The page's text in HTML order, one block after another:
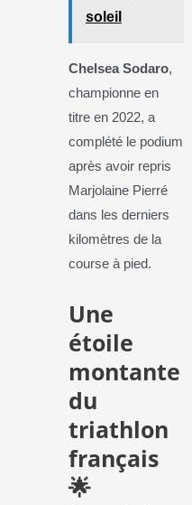
soleil
Chelsea Sodaro,
championne en
titre en 2022, a
complété le podium
après avoir repris
Marjolaine Pierré
dans les derniers
kilomètres de la
course à pied.
Une
étoile
montante
du
triathlon
français
🌟